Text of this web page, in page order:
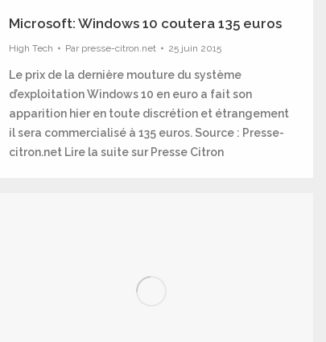
Microsoft: Windows 10 coutera 135 euros
High Tech Par presse-citron.net 25 juin 2015
Le prix de la dernière mouture du système
d’exploitation Windows 10 en euro a fait son
apparition hier en toute discrétion et étrangement
il sera commercialisé à 135 euros. Source : Presse-
citron.net Lire la suite sur Presse Citron